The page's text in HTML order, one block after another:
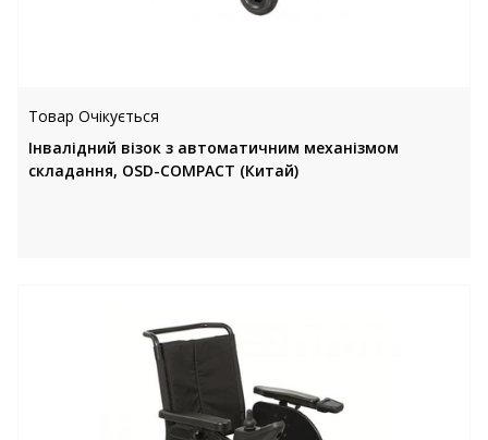
Товар Очікується
Інвалідний візок з автоматичним механізмом
складання, OSD-COMPACT (Китай)